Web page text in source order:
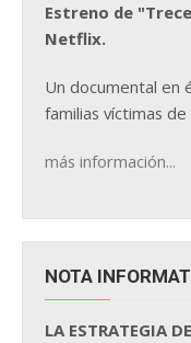
Estreno de
Netflix.
Un documental en
familias víctimas
más información...
NOTA
LA ESTRATEGIA